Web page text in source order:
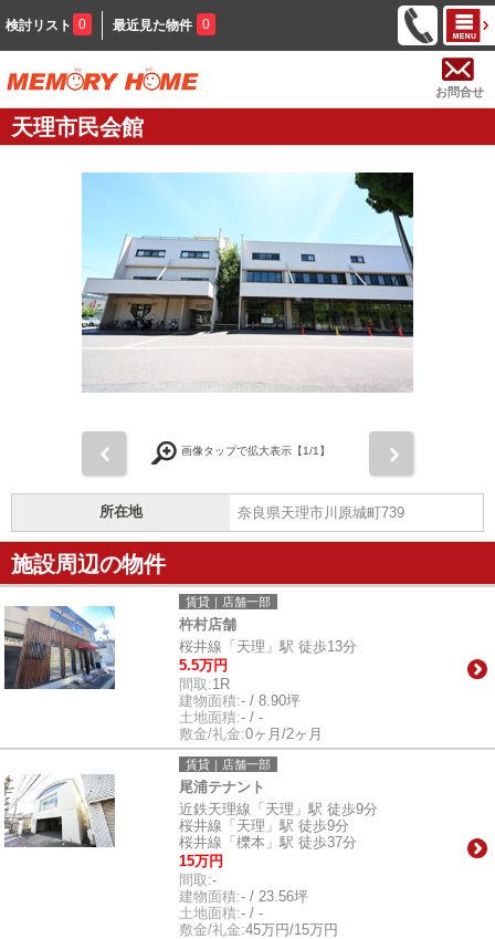
検討リスト 0 最近見た物件 0
お問合せ
天理市民会館
画像タップで拡大表示【1/1】
所在地 奈良県天理市川原城町739
施設周辺の物件
賃貸｜店舗一部
杵村店舗
桜井線「天理」駅 徒歩13分
5.5万円
間取:1R
建物面積:- / 8.90坪
土地面積:- / -
敷金/礼金:0ヶ月/2ヶ月
賃貸｜店舗一部
尾浦テナント
近鉄天理線「天理」駅 徒歩9分
桜井線「天理」駅 徒歩9分
桜井線「櫟本」駅 徒歩37分
15万円
間取:-
建物面積:- / 23.56坪
土地面積:- / -
敷金/礼金:45万円/15万円